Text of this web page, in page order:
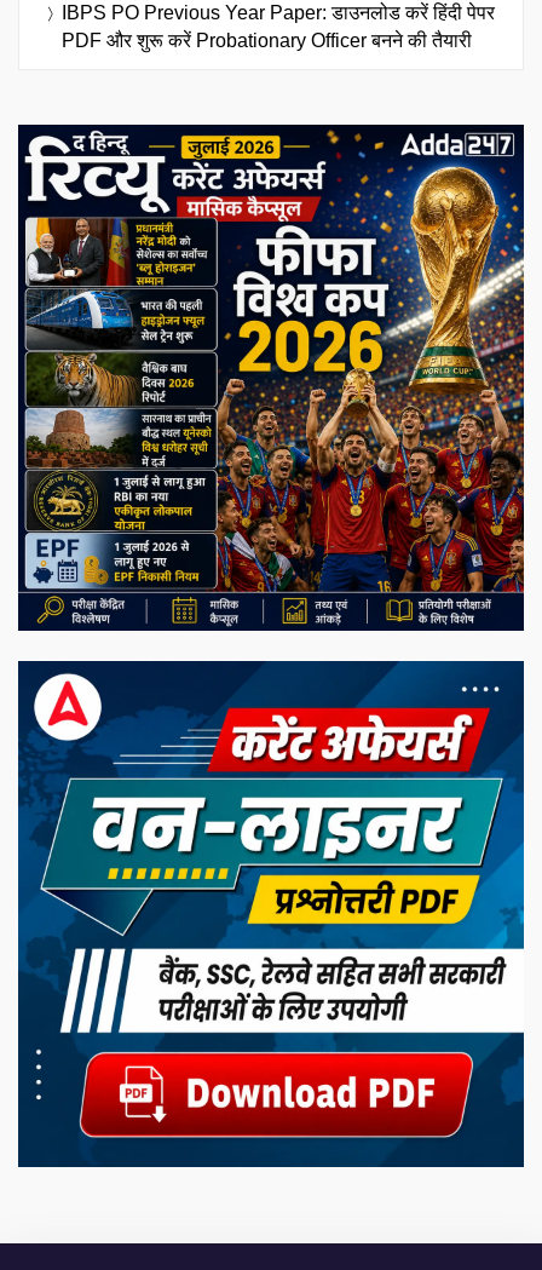
IBPS PO Previous Year Paper: डाउनलोड करें हिंदी पेपर
PDF और शुरू करें Probationary Officer बनने की तैयारी